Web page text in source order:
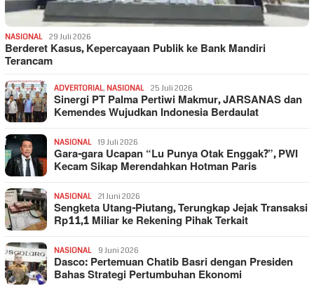
NASIONAL 29 Juli 2026
Berderet Kasus, Kepercayaan Publik ke Bank Mandiri
Terancam
ADVERTORIAL, NASIONAL 25 Juli 2026
Sinergi PT Palma Pertiwi Makmur, JARSANAS dan
Kemendes Wujudkan Indonesia Berdaulat
NASIONAL 19 Juli 2026
Gara-gara Ucapan “Lu Punya Otak Enggak?”, PWI
Kecam Sikap Merendahkan Hotman Paris
NASIONAL 21 Juni 2026
Sengketa Utang-Piutang, Terungkap Jejak Transaksi
Rp11,1 Miliar ke Rekening Pihak Terkait
NASIONAL 9 Juni 2026
Dasco: Pertemuan Chatib Basri dengan Presiden
Bahas Strategi Pertumbuhan Ekonomi